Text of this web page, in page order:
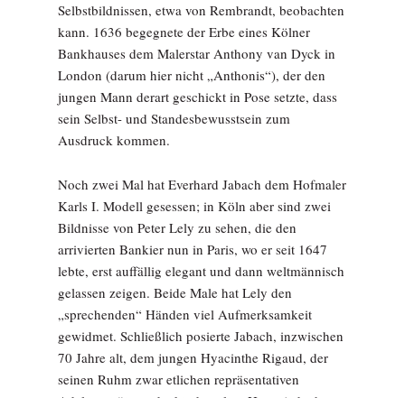
Selbstbildnissen, etwa von Rembrandt, beobachten
kann. 1636 begegnete der Erbe eines Kölner
Bankhauses dem Malerstar Anthony van Dyck in
London (darum hier nicht „Anthonis“), der den
jungen Mann derart geschickt in Pose setzte, dass
sein Selbst- und Standesbewusstsein zum
Ausdruck kommen.
Noch zwei Mal hat Everhard Jabach dem Hofmaler
Karls I. Modell gesessen; in Köln aber sind zwei
Bildnisse von Peter Lely zu sehen, die den
arrivierten Bankier nun in Paris, wo er seit 1647
lebte, erst auffällig elegant und dann weltmännisch
gelassen zeigen. Beide Male hat Lely den
„sprechenden“ Händen viel Aufmerksamkeit
gewidmet. Schließlich posierte Jabach, inzwischen
70 Jahre alt, dem jungen Hyacinthe Rigaud, der
seinen Ruhm zwar etlichen repräsentativen